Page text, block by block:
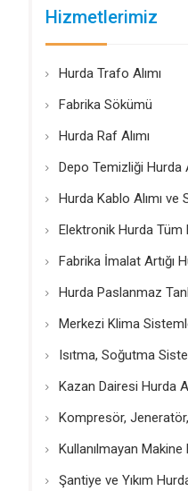
Hizmetlerimiz
Hurda Trafo Alımı
Fabrika Sökümü
Hurda Raf Alımı
Depo Temizliği Hurda
Hurda Kablo Alımı ve
Elektronik Hurda Tüm
Fabrika İmalat Artığı
Hurda Paslanmaz
Merkezi Klima
Isıtma, Soğutma
Kazan Dairesi Hurda
Kompresör,
Kullanılmayan Makine
Şantiye ve Yıkım